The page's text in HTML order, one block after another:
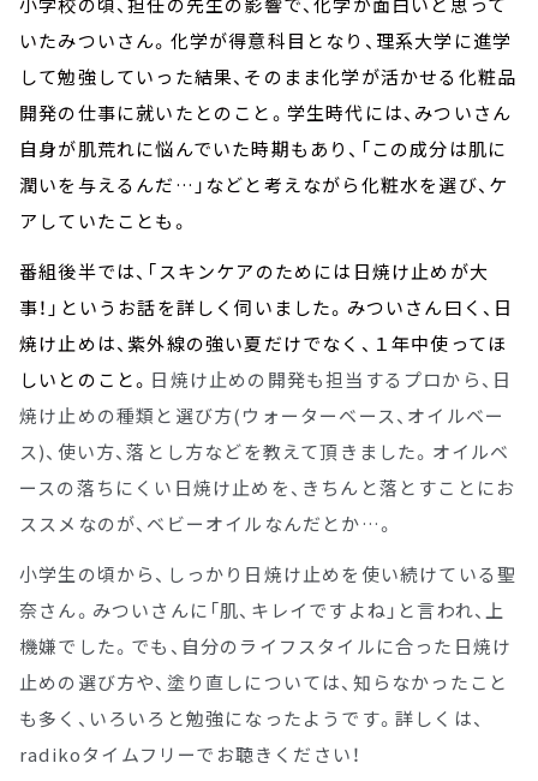
いたみついさん。化学が得意科目となり、理系大学に進学
して勉強していった結果、そのまま化学が活かせる化粧品
開発の仕事に就いたとのこと。学生時代には、みついさん
自身が肌荒れに悩んでいた時期もあり、「この成分は肌に
潤いを与えるんだ…」などと考えながら化粧水を選び、ケ
アしていたことも。
番組後半では、「スキンケアのためには日焼け止めが大
事！」というお話を詳しく伺いました。みついさん曰く、日
焼け止めは、紫外線の強い夏だけでなく、１年中使ってほ
しいとのこと。 日焼け止めの開発も担当するプロから、日
焼け止めの種類と選び方(ウォーターベース、オイルベー
ス)、使い方、落とし方などを教えて頂きました。オイルベ
ースの落ちにくい日焼け止めを、きちんと落とすことにお
ススメなのが、ベビーオイルなんだとか…。
小学生の頃から、しっかり日焼け止めを使い続けている聖
奈さん。みついさんに「肌、キレイですよね」と言われ、上
機嫌でした。でも、自分のライフスタイルに合った日焼け
止めの選び方や、塗り直しについては、知らなかったこと
も多く、いろいろと勉強になったようです。詳しくは、
radikoタイムフリーでお聴きください！